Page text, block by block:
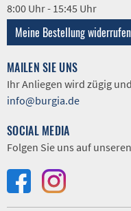
8:00 Uhr - 15:45 Uhr
Meine Bestellung widerrufen
MAILEN SIE UNS
Ihr Anliegen wird zügig
info@burgia.de
SOCIAL MEDIA
Folgen Sie uns auf